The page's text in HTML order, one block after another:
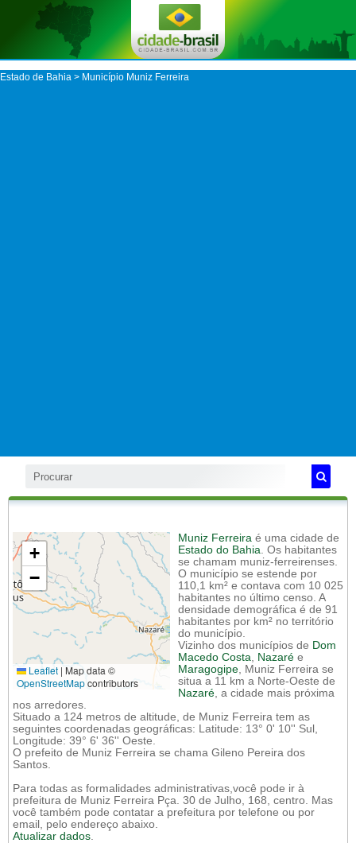
Estado de Bahia > Município Muniz Ferreira
+
−
Leaflet | Map data ©
OpenStreetMapcontributors
Muniz Ferreira é uma cidade de
Estado do Bahia. Os habitantes
se chamam muniz-ferreirenses.
O município se estende por
110,1 km² e contava com 10 025
habitantes no último censo. A
densidade demográfica é de 91
habitantes por km² no território
do município.
Vizinho dos municípios de Dom
Macedo Costa, Nazaré e
Maragogipe, Muniz Ferreira se
situa a 11 km a Norte-Oeste de
Nazaré, a cidade mais próxima
nos arredores.
Situado a 124 metros de altitude, de Muniz Ferreira tem as
seguintes coordenadas geográficas: Latitude: 13° 0' 10'' Sul,
Longitude: 39° 6' 36'' Oeste.
O prefeito de Muniz Ferreira se chama Gileno Pereira dos
Santos.
Para todas as formalidades administrativas,você pode ir à
prefeitura de Muniz Ferreira Pça. 30 de Julho, 168, centro. Mas
você também pode contatar a prefeitura por telefone ou por
email, pelo endereço abaixo.
Atualizar dados.